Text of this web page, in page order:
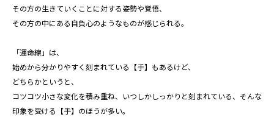
その方の生きていくことに対する姿勢や覚悟、
その方の中にある自負心のようなものが感じられる。
「運命線」は、
始めから分かりやすく刻まれている【手】もあるけど、
どちらかというと、
コツコツ小さな変化を積み重ね、いつしかしっかりと刻まれている、そんな
印象を受ける【手】のほうが多い。